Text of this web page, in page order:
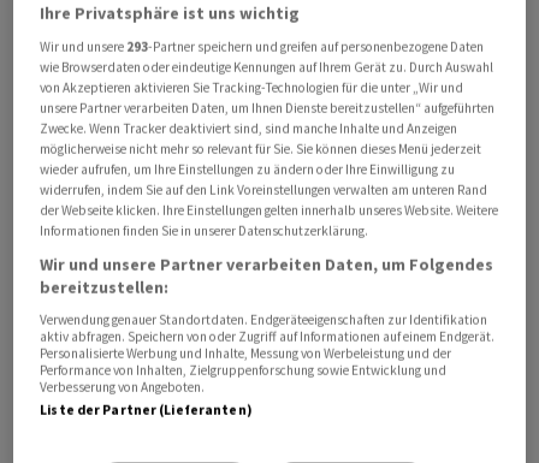
Russland droht in einer ersten Reaktion auf den Nato-
Beitritt Schwedens mit nicht näher identifizierten
Vergeltungsschritten. Die Regierung in Moskau werde
genau beobachten, wie sich Schweden in dem
«aggressiven militärischenBlock» verhalten werde,
sagte die Sprecherin des Aussenministeriums, Maria
Sacharowa, in Moskau am Mittwoch. «Darauf aufbauend
werden wir unsere Antwort gestalten mit
Vergeltungsschritten militärisch-technischer Art und
anderer Natur.»
Schweden hatte auf dem Weg hin zu einer Nato-
Mitgliedschaft am Montag die letzte Hürde genommen,
nachdem das ungarische Parlament die Aufnahme
Ihre Privatsphäre ist uns wichtig
Wir und unsere 293-Partner speichern und greifen auf personenbezogene Daten
wie Browserdaten oder eindeutige Kennungen auf Ihrem Gerät zu. Durch Auswahl
von Akzeptieren aktivieren Sie Tracking-Technologien für die unter „Wir und
unsere Partner verarbeiten Daten, um Ihnen Dienste bereitzustellen“ aufgeführten
Zwecke. Wenn Tracker deaktiviert sind, sind manche Inhalte und Anzeigen
möglicherweise nicht mehr so relevant für Sie. Sie können dieses Menü jederzeit
wieder aufrufen, um Ihre Einstellungen zu ändern oder Ihre Einwilligung zu
widerrufen, indem Sie auf den Link Voreinstellungen verwalten am unteren Rand
der Webseite klicken. Ihre Einstellungen gelten innerhalb unseres Website. Weitere
Informationen finden Sie in unserer Datenschutzerklärung.
Wir und unsere Partner verarbeiten Daten, um Folgendes
bereitzustellen:
Verwendung genauer Standortdaten. Endgeräteeigenschaften zur Identifikation
aktiv abfragen. Speichern von oder Zugriff auf Informationen auf einem Endgerät.
Personalisierte Werbung und Inhalte, Messung von Werbeleistung und der
Performance von Inhalten, Zielgruppenforschung sowie Entwicklung und
Verbesserung von Angeboten.
Liste der Partner (Lieferanten)